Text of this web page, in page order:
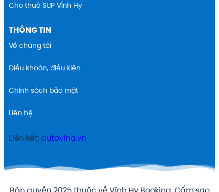
Cho thuê SUP Vĩnh Hy
THÔNG TIN
Về chúng tôi
Điều khoản, điều kiện
Chính sách bảo mật
Liên hệ
Liên kết:autovina.vn